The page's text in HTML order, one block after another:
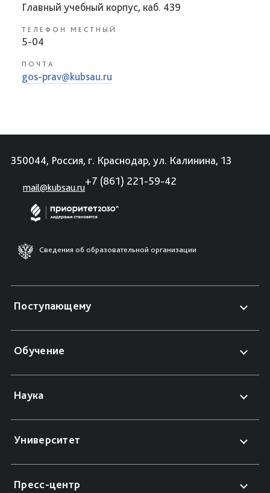
Главный учебный корпус, каб. 439
ТЕЛЕФОН МЕСТНЫЙ
5-04
ПОЧТА
gos-prav@kubsau.ru
350044, Россия, г. Краснодар, ул. Калинина, 13
mail@kubsau.ru
+7 (861) 221-59-42
Сведения об образовательной организации
Поступающему
Обучение
Наука
Университет
Пресс-центр